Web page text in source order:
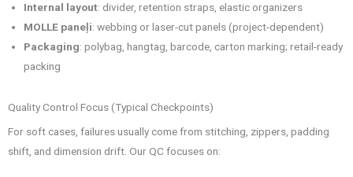
Internal layout: divider, retention straps, elastic organizers
MOLLE paneļi: webbing or laser-cut panels (project-dependent)
Packaging: polybag, hangtag, barcode, carton marking; retail-ready
packing
Quality Control Focus (Typical Checkpoints)
For soft cases, failures usually come from stitching, zippers, padding
shift, and dimension drift. Our QC focuses on: